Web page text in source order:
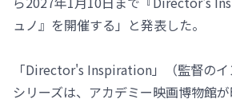
ュノ』を開催する」と発表した。
「Director's Inspiration」（監督のイ
シリーズは、アカデミー映画博物館